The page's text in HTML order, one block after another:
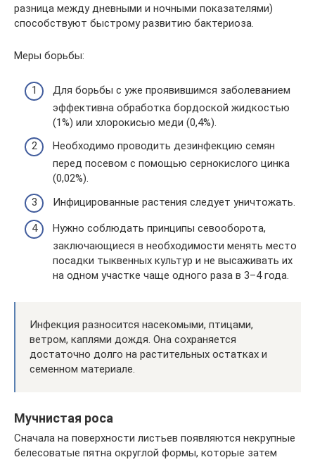
разница между дневными и ночными показателями)
способствуют быстрому развитию бактериоза.
Меры борьбы:
Для борьбы с уже проявившимся заболеванием
эффективна обработка бордоской жидкостью
(1%) или хлорокисью меди (0,4%).
Необходимо проводить дезинфекцию семян
перед посевом с помощью сернокислого цинка
(0,02%).
Инфицированные растения следует уничтожать.
Нужно соблюдать принципы севооборота,
заключающиеся в необходимости менять место
посадки тыквенных культур и не высаживать их
на одном участке чаще одного раза в 3–4 года.
Инфекция разносится насекомыми, птицами,
ветром, каплями дождя. Она сохраняется
достаточно долго на растительных остатках и
семенном материале.
Мучнистая роса
Сначала на поверхности листьев появляются некрупные
белесоватые пятна округлой формы, которые затем